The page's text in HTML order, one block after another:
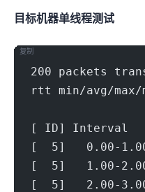
目标机器 IPERF3单线程测试
200 packets
rtt min/avg/max/
[ ID] Interval
[  5]   0.00-
[  5]   1.00-
[  5]   2.00-
复制